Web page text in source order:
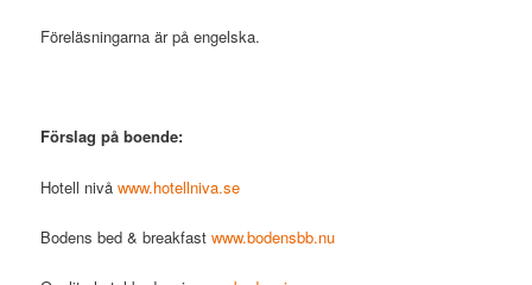
Föreläsningarna är på engelska.
Förslag på boende:
Hotell nivåwww.hotellniva.se
Bodens bed & breakfastwww.bodensbb.nu